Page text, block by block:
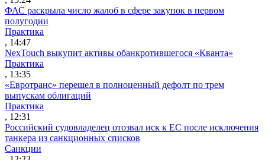
ФАС раскрыла число жалоб в сфере закупок в первом
полугодии
Практика
, 14:47
NexTouch выкупит активы обанкротившегося «Кванта»
Практика
, 13:35
«Евротранс» перешел в полноценный дефолт по трем
выпускам облигаций
Практика
, 12:31
Российский судовладелец отозвал иск к ЕС после исключения
танкера из санкционных списков
Санкции